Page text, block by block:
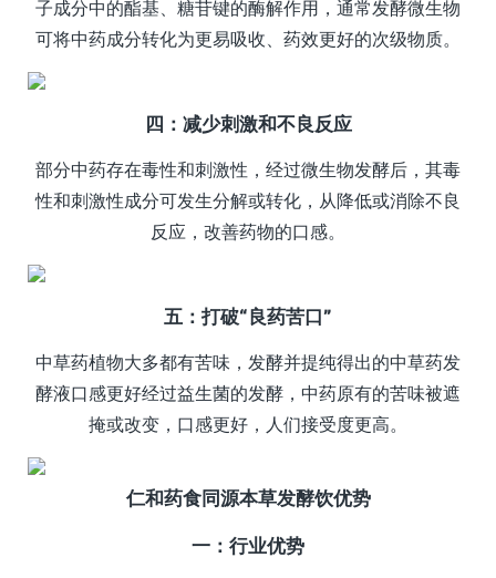
子成分中的酯基、糖苷键的酶解作用，通常发酵微生物
可将中药成分转化为更易吸收、药效更好的次级物质。
四：减少刺激和不良反应
部分中药存在毒性和刺激性，经过微生物发酵后，其毒
性和刺激性成分可发生分解或转化，从降低或消除不良
反应，改善药物的口感。
五：打破“良药苦口”
中草药植物大多都有苦味，发酵并提纯得出的中草药发
酵液口感更好经过益生菌的发酵，中药原有的苦味被遮
掩或改变，口感更好，人们接受度更高。
仁和药食同源本草发酵饮优势
一：行业优势